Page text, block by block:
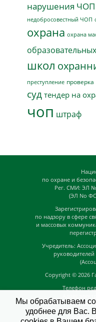
нарушения ЧОП
недобросовестный ЧОП
охрана охрана
школ
преступление проверка
суд тендер на
чоп штраф
по охране и
Рег. СМИ: ЭЛ №
(ЭЛ No ФС
по надзору в сфере
и массовых
Учредитель:
Copyright © 2026
Телефон
Главный
Мы обрабатываем
удобнее для Вас.